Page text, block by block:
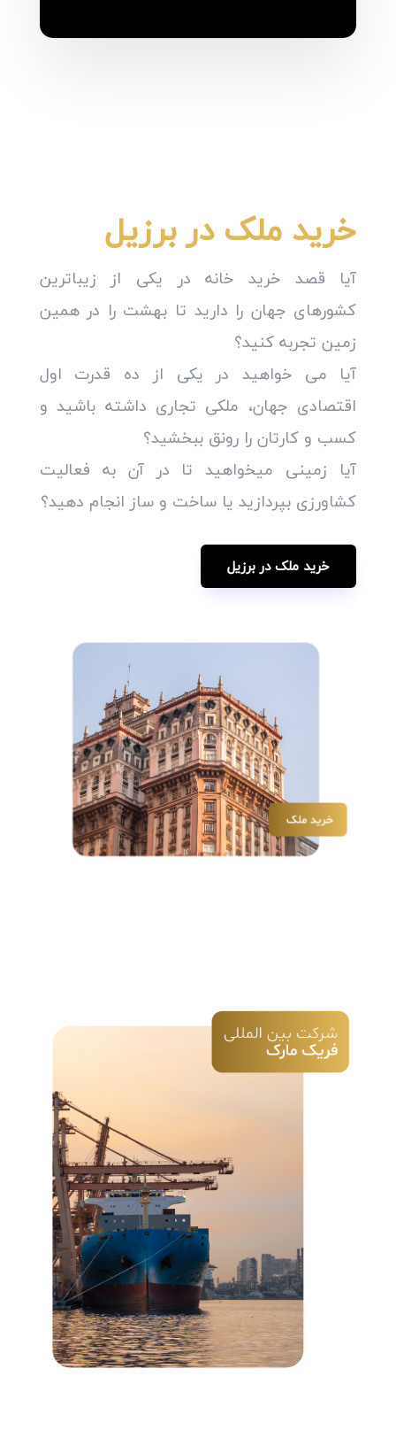
خرید ملک در برزیل
آیا قصد خرید خانه در یکی از زیباترین
کشورهای جهان را دارید تا بهشت را در همین
زمین تجربه کنید؟
آیا می خواهید در یکی از ده قدرت اول
اقتصادی جهان، ملکی تجاری داشته باشید و
کسب و کارتان را رونق ببخشید؟
آیا زمینی میخواهید تا در آن به فعالیت
کشاورزی بپردازید یا ساخت و ساز انجام دهید؟
خرید ملک در برزیل